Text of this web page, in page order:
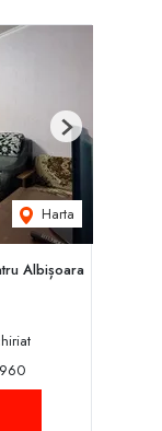
Harta
Next
Albișoara